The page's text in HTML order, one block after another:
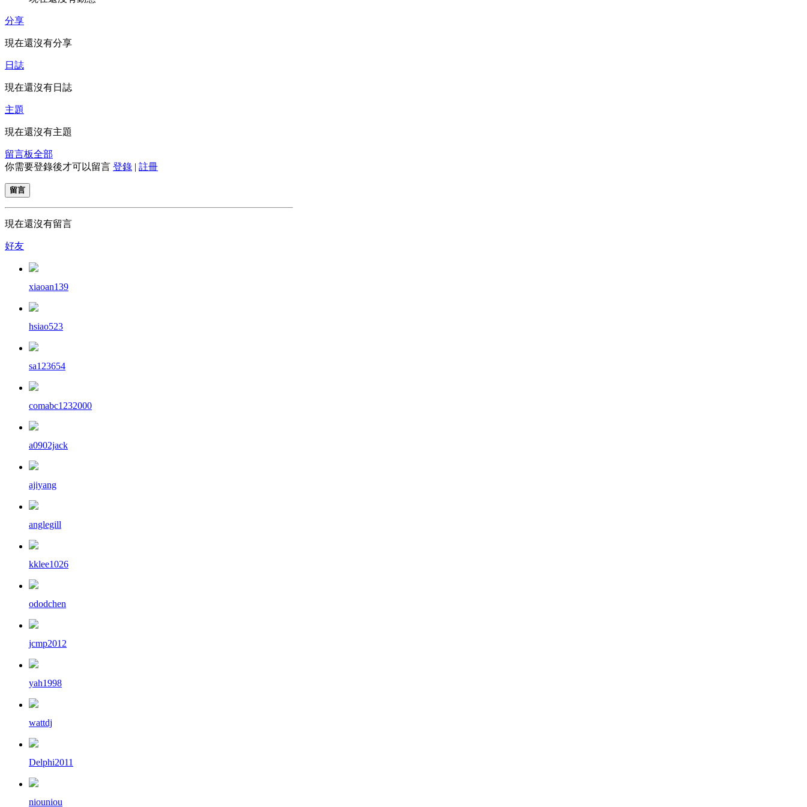
分享
現在還沒有分享
日誌
現在還沒有日誌
主題
現在還沒有主題
留言板全部
你需要登錄後才可以留言 登錄 | 註冊
留言
現在還沒有留言
好友
xiaoan139
hsiao523
sa123654
comabc1232000
a0902jack
ajiyang
anglegill
kklee1026
ododchen
jcmp2012
yah1998
wattdj
Delphi2011
niouniou